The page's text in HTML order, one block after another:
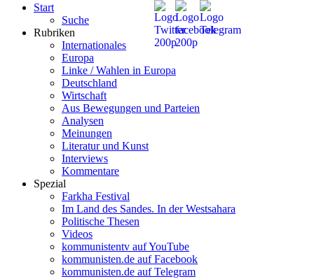
Start
Suche
Rubriken
Internationales
Europa
Linke / Wahlen in Europa
Deutschland
Wirtschaft
Aus Bewegungen und Parteien
Analysen
Meinungen
Literatur und Kunst
Interviews
Kommentare
Spezial
Farkha Festival
Im Land des Sandes. In der Westsahara
Politische Thesen
Videos
kommunistentv auf YouTube
kommunisten.de auf Facebook
kommunisten.de auf Telegram